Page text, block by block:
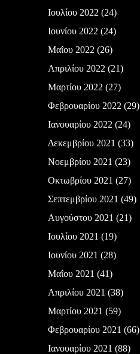
Ιουλίου 2022 (24)
Ιουνίου 2022 (24)
Μαΐου 2022 (26)
Απριλίου 2022 (21)
Μαρτίου 2022 (27)
Φεβρουαρίου 2022 (29)
Ιανουαρίου 2022 (24)
Δεκεμβρίου 2021 (33)
Νοεμβρίου 2021 (23)
Οκτωβρίου 2021 (27)
Σεπτεμβρίου 2021 (49)
Αυγούστου 2021 (21)
Ιουλίου 2021 (19)
Ιουνίου 2021 (28)
Μαΐου 2021 (41)
Απριλίου 2021 (38)
Μαρτίου 2021 (59)
Φεβρουαρίου 2021 (66)
Ιανουαρίου 2021 (88)